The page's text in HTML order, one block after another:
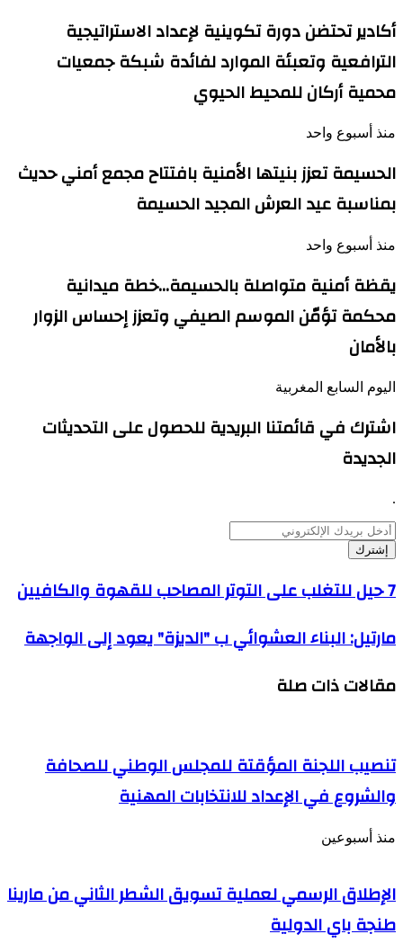
أكادير تحتضن دورة تكوينية لإعداد الاستراتيجية
الترافعية وتعبئة الموارد لفائدة شبكة جمعيات
محمية أركان للمحيط الحيوي
منذ أسبوع واحد
الحسيمة تعزز بنيتها الأمنية بافتتاح مجمع أمني حديث
بمناسبة عيد العرش المجيد الحسيمة
منذ أسبوع واحد
يقظة أمنية متواصلة بالحسيمة…خطة ميدانية
محكمة تؤمّن الموسم الصيفي وتعزز إحساس الزوار
بالأمان
اليوم السابع المغربية
اشترك في قائمتنا البريدية للحصول على التحديثات
الجديدة
.
أدخل
بريدك
الإلكتروني
7
حيل
على
التوتر
للقهوة
7 حيل للتغلب على التوتر المصاحب للقهوة والكافيين
مارتيل:
البناء
ب
مارتيل: البناء العشوائي ب "الديزة" يعود إلى الواجهة
مقالات ذات صلة
تنصيب اللجنة المؤقتة للمجلس الوطني للصحافة
والشروع في الإعداد للانتخابات المهنية
منذ أسبوعين
الإطلاق الرسمي لعملية تسويق الشطر الثاني من مارينا
طنجة باي الدولية